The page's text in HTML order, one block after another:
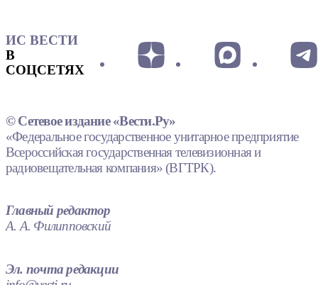
ИС ВЕСТИ
В
СОЦСЕТЯХ
© Сетевое издание «Вести.Ру»
«Федеральное государственное унитарное предприятие
Всероссийская государственная телевизионная и
радиовещательная компания» (ВГТРК).
Главный редактор
А. А. Филипповский
Эл. почта редакции